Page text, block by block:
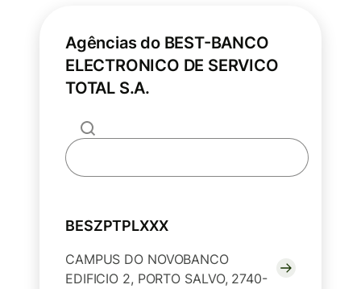
Agências do BEST-BANCO
ELECTRONICO DE SERVICO
TOTAL S.A.
BESZPTPLXXX
CAMPUS DO NOVOBANCO
EDIFICIO 2, PORTO SALVO, 2740-